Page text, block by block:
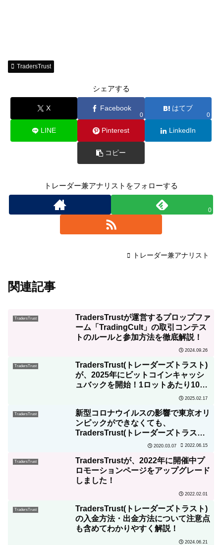
TradersTrust
シェアする
X Facebook
0
はてブ
0
LINE Pinterest LinkedIn
コピー
トレーダー兼アナリストをフォローする
0
トレーダー兼アナリスト
関連記事
TradersTrust
TradersTrustが運営するプロップファ
ーム「TradingCult」の取引コンテス
トのルールと参加方法を徹底解説！
2024.09.26
TradersTrust
TradersTrust(トレーダーズトラスト)
が、2025年にビットコインキャッシ
ュバックを開始！1ロットあたり10ド
2025.02.17
TradersTrust
新型コロナウイルスの影響で東京オリ
ンピックができなくても、
TradersTrust(トレーダーズトラスト)
では、「100％ご入金ボーナスキャン
2020.03.07 2022.06.15
TradersTrust
TradersTrustが、2022年に開催中プ
ロモーションページをアップグレード
しました！
2022.02.01
TradersTrust
TradersTrust(トレーダーズトラスト)
の入金方法・出金方法について注意点
も含めてわかりやすく解説！
2024.06.21